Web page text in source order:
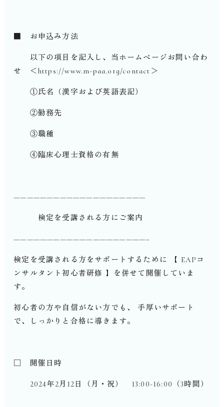
■ お申込み方法
以下の項目を記入し、当ホームページお問い合わ
せ ＜https://www.m-paa.org/contact＞
①氏名（漢字および英語表記）
②勤務先
③職種
④臨床心理士資格の有無
————————————————————
検定を受講される方にご案内
————————————————————–
検定を受講される方をサポートするために 【 EAPコ
ンサルタント初心者研修 】を併せて開催していま
す。
初心者の方や自信がない方でも、 手厚いサポート
で、しっかりと合格に導きます。
□ 開催日時
2024年2月12日（月・祝） 13:00-16:00（3時間）